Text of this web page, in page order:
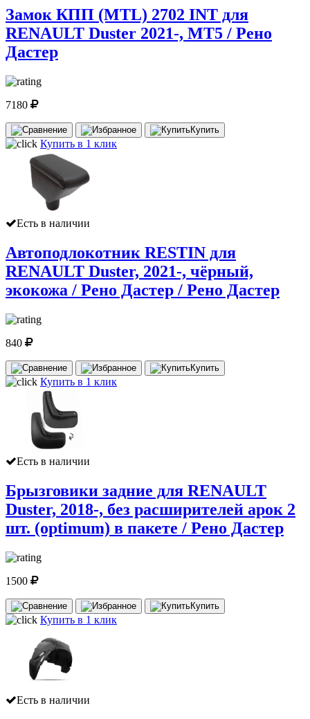
Замок КПП (MTL) 2702 INT для
RENAULT Duster 2021-, МТ5 / Рено
Дастер
7180
Купить
Купить в 1 клик
Есть в наличии
Автоподлокотник RESTIN для
RENAULT Duster, 2021-, чёрный,
экокожа / Рено Дастер / Рено Дастер
840
Купить
Купить в 1 клик
Есть в наличии
Брызговики задние для RENAULT
Duster, 2018-, без расширителей арок 2
шт. (optimum) в пакете / Рено Дастер
1500
Купить
Купить в 1 клик
Есть в наличии